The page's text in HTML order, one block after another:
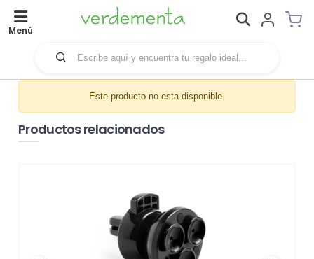
Menú
Este producto no esta disponible.
Productos relacionados